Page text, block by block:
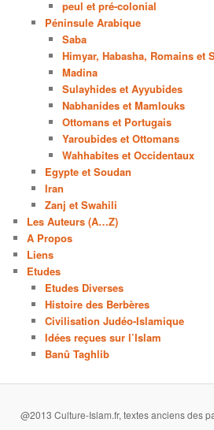
peul et pré-colonial
Péninsule Arabique
Saba
Himyar, Habasha, Romains et
Madina
Sulayhides et Ayyubides
Nabhanides et Mamlouks
Ottomans et Portugais
Yaroubides et Ottomans
Wahhabites et Occidentaux
Egypte et Soudan
Iran
Zanj et Swahili
Les Auteurs (A…Z)
A Propos
Liens
Etudes
Etudes Diverses
Histoire des Berbères
Civilisation Judéo-Islamique
Idées reçues sur l’Islam
Banû Taghlib
@2013 Culture-Islam.fr, textes anciens des